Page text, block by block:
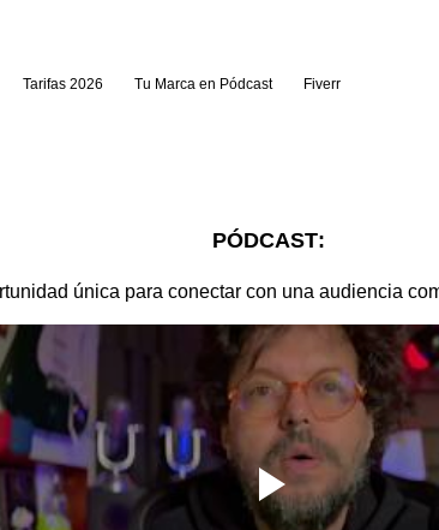
Tarifas 2026 Tu Marca en Pódcast Fiverr
PÓDCAST:
única para conectar con una audiencia